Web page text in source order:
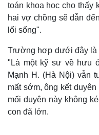
Thế giới
Quan sát
Cuộc sống đó đây
Hồ sơ
toán khoa học cho thấy
hai vợ chồng sẽ dẫn
lối sống".
Trường hợp dưới đây là
"Là một kỹ sư về hưu
Mạnh H. (Hà Nội) vẫn
mất sớm, ông kết
mối duyên này không
con đã lớn.